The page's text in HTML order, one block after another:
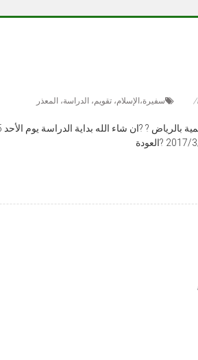
سفيرة،الإسلام، تقويم، الدراسة، المعذر